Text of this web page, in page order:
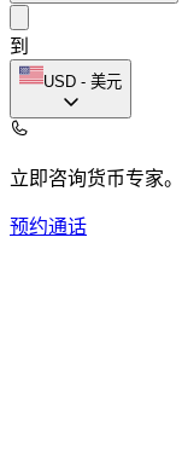
到
USD - 美元
立即咨询货币专家。
预约通话